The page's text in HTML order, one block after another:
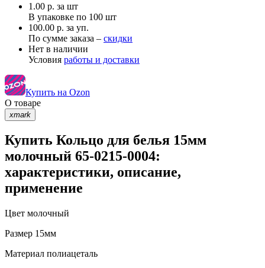
1.00 р. за шт
В упаковке по 100 шт
100.00 р. за уп.
По сумме заказа – скидки
Нет в наличии
Условия работы и доставки
Купить на Ozon
О товаре
xmark
Купить Кольцо для белья 15мм
молочный 65-0215-0004:
характеристики, описание,
применение
Цвет молочный
Размер 15мм
Материал полиацеталь